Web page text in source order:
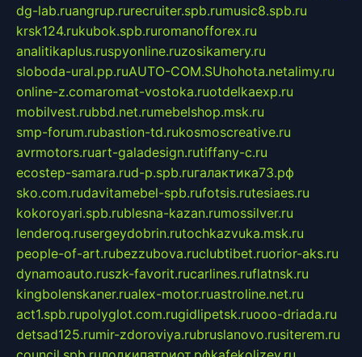
dg-lab.ruangrup.rurecruiter.spb.rumusic8.spb.ru
krsk124.rukubok.spb.ruromanofforex.ru
analitikaplus.ruspyonline.ruzosikamery.ru
sloboda-ural.pp.ruAUTO-COM.SUhohota.netalimy.ru
online-z.comaromat-vostoka.ruotdelkaexp.ru
mobilvest.rubbd.net.rumebelshop.msk.ru
smp-forum.rubastion-td.rukosmoscreative.ru
avrmotors.ruart-galadesign.rutiffany-c.ru
ecostep-samara.rud-p.spb.ruгалактика73.рф
sko.com.rudavitamebel-spb.rufotsis.rutesiaes.ru
kokoroyari.spb.rublesna-kazan.rumossilver.ru
lenderoq.rusergeydobrin.rutochkazvuka.msk.ru
people-of-art.rubezzubova.ruclubtibet.ruorior-aks.ru
dynamoauto.ruszk-favorit.rucarlines.ruflatnsk.ru
kingbolenskaner.rualex-motor.ruastroline.net.ru
act1.spb.rupolyglot.com.rugidlipetsk.ruooo-driada.ru
detsad125.rumir-zdoroviya.rubruslanovo.rusiterem.ru